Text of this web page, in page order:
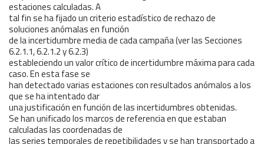
estaciones calculadas. A
tal fin se ha fijado un criterio estadístico de rechazo de
soluciones anómalas en función
de la incertidumbre media de cada campaña (ver las Secciones
6.2.1.1, 6.2.1.2 y 6.2.3)
estableciendo un valor crítico de incertidumbre máxima para cada
caso. En esta fase se
han detectado varias estaciones con resultados anómalos a los
que se ha intentado dar
una justificación en función de las incertidumbres obtenidas.
Se han unificado los marcos de referencia en que estaban
calculadas las coordenadas de
las series temporales de repetibilidades y se han transportado a